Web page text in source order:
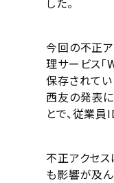
した。
今回の不正ア
理サービス「
保存されて
西友の発表
とで、従業員
不正アクセス
も影響が及